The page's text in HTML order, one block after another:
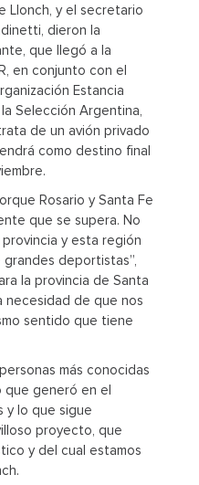
Llonch, y el secretario
dieron la
que llegó a la
en conjunto con el
Estancia
Selección Argentina,
de un avión privado
como destino final
Rosario y Santa Fe
que se supera. No
y esta región
deportistas”,
la provincia de Santa
necesidad de que nos
sentido que tiene
más conocidas
que generó en el
y lo que sigue
proyecto, que
y del cual estamos